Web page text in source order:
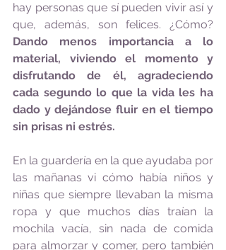
hay personas que sí pueden vivir así y
Dando menos importancia a lo
material, viviendo el momento y
disfrutando de él, agradeciendo
cada segundo lo que la vida les ha
dado y dejándose fluir en el tiempo
sin prisas ni estrés.
En la guardería en la que ayudaba por
las mañanas vi cómo había niños y
niñas que siempre llevaban la misma
ropa y que muchos días traían la
mochila vacía, sin nada de comida
para almorzar y comer, pero también